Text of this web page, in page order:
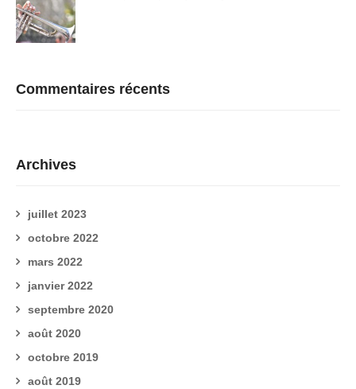
Commentaires récents
Archives
juillet 2023
octobre 2022
mars 2022
janvier 2022
septembre 2020
août 2020
octobre 2019
août 2019